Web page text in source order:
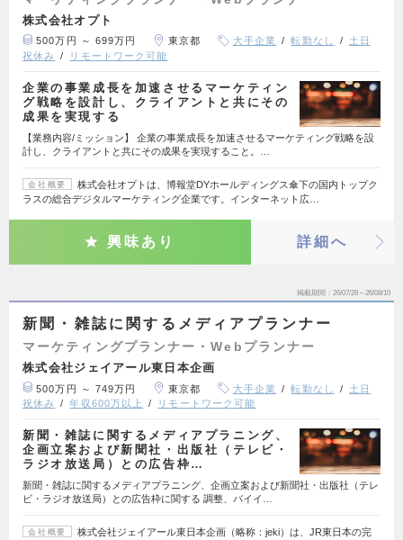
株式会社オプト
500万円 ～ 699万円 東京都 大手企業 転勤なし
土日
祝休み
リモートワーク可能
企業の事業成長を加速させるマーケティン
グ戦略を設計し、クライアントと共にその
成果を実現する
【業務内容/ミッション】 企業の事業成長を加速させるマーケティング戦略を設
計し、クライアントと共にその成果を実現すること。…
会社概要
株式会社オプトは、博報堂DYホールディングス傘下の国内トップク
ラスの総合デジタルマーケティング企業です。インターネット広…
興味あり 詳細へ
掲載期間 26/07/28～26/08/10
新聞・雑誌に関するメディアプランナー
マーケティングプランナー・Webプランナー
株式会社ジェイアール東日本企画
500万円 ～ 749万円 東京都 大手企業 転勤なし
土日
祝休み
年収600万以上 リモートワーク可能
新聞・雑誌に関するメディアプラニング、
企画立案および新聞社・出版社（テレビ・
ラジオ放送局）との広告枠…
新聞・雑誌に関するメディアプラニング、企画立案および新聞社・出版社（テレ
ビ・ラジオ放送局）との広告枠に関する 調整、バイイ…
会社概要
株式会社ジェイアール東日本企画（略称：jeki）は、JR東日本の完